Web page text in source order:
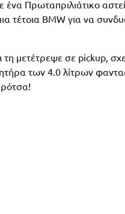
Πρωταπριλιάτικο
τέτοια BMW για να
μετέτρεψε σε pickup,
των 4.0 λίτρων